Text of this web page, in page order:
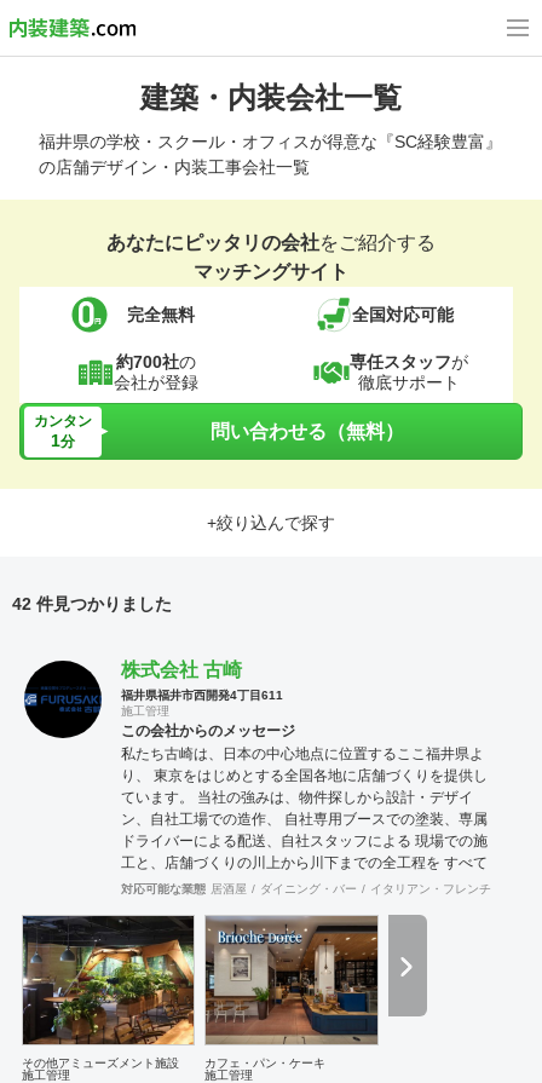
建築・内装会社一覧
福井県の学校・スクール・オフィスが得意な『SC経験豊富』
の店舗デザイン・内装工事会社一覧
あなたにピッタリの会社をご紹介する
マッチングサイト
完全無料 全国対応可能
約700社の
会社が登録
専任スタッフが
徹底サポート
カンタン
1分 問い合わせる（無料）
+絞り込んで探す
42 件見つかりました
株式会社 古崎
福井県福井市西開発4丁目611
施工管理
この会社からのメッセージ
私たち古崎は、日本の中心地点に位置するここ福井県よ
り、 東京をはじめとする全国各地に店舗づくりを提供し
ています。 当社の強みは、物件探しから設計・デザイ
ン、自社工場での造作、 自社専用ブースでの塗装、専属
ドライバーによる配送、自社スタッフによる 現場での施
工と、店舗づくりの川上から川下までの全工程を すべて
自社スタッフで一貫してプロデュースできること。 店舗
せくださいませ。
対応可能な業態 居酒屋 ダイニング・バー イタリアン・フレンチ
その他アミューズメント施設
施工管理
カフェ・パン・ケーキ
施工管理